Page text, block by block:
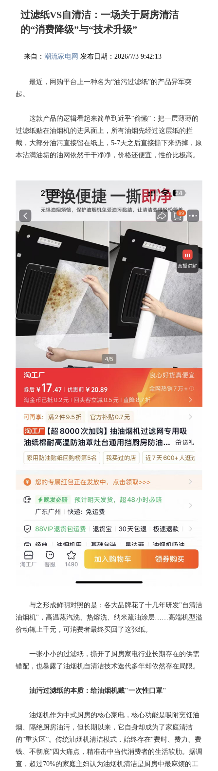
过滤纸VS自清洁：一场关于厨房清洁
的“消费降级”与“技术升级”
来自：潮流家电网 发布日期：2026/7/3 9:42:13
最近，网购平台上一种名为“油污过滤纸”的产品异军突
起。
这款产品的逻辑看起来简单到近乎“偷懒”：把一层薄薄的
过滤纸贴在油烟机的进风面上，所有油烟先经过这层纸的拦
截，大部分油污直接留在纸上，5-7天之后直接撕下来扔掉，原
本沾满油垢的油网依然干干净净，价格还便宜，性价比极高。
与之形成鲜明对照的是：各大品牌花了十几年研发"自清洁
油烟机"，高温蒸汽洗、热熔洗、纳米疏油涂层……高端机型溢
价动辄上千元，可消费者最终买回了这张纸。
一张小小的过滤纸，撕开了厨房家电行业长期存在的供需
错配，也暴露了油烟机自清洁技术迭代多年却依然存在局限。
油污过滤纸的本质：给油烟机戴"一次性口罩"
油烟机作为中式厨房的核心家电，核心功能是吸附烹饪油
烟、隔绝厨房油污，但长期以来，它自身却成为了家庭清洁
的“重灾区”。传统油烟机清洁模式，始终存在“费时、费力、费
钱、不彻底”四大痛点，精准击中当代消费者的生活软肋。据调
查，超过70%的家庭主妇认为油烟机清洁是厨房中最麻烦的工